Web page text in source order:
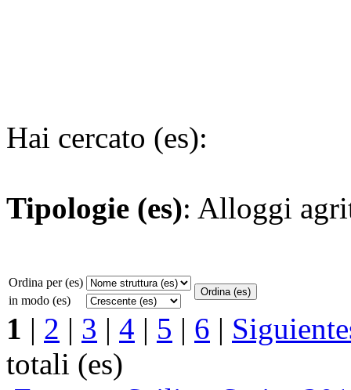
Hai cercato (es):
Tipologie (es): Alloggi
Ordina per (es)
in modo (es)
1 | 2 | 3 | 4 | 5 | 6 |
totali (es)